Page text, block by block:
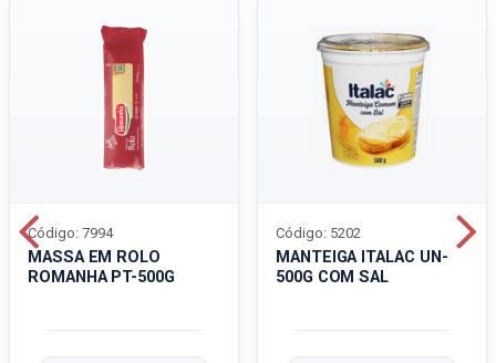
MASSA EM ROLO
ROMANHA PT-500G
Código: 7994
MANTEIGA ITALAC UN-
500G COM SAL
Código: 5202